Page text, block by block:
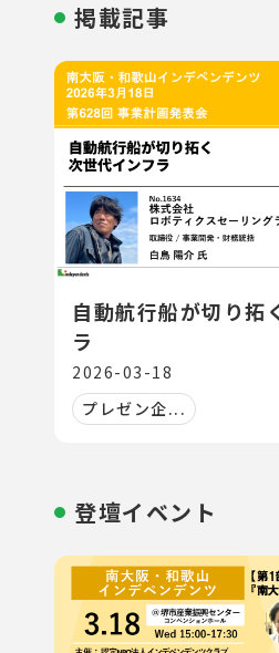
掲載記事
自動航行船が切り拓
ラ
2026-03-18
プレゼン企...
登壇イベント